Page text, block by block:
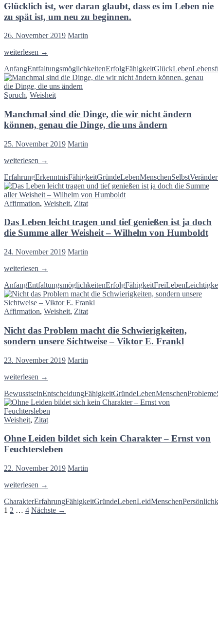
Gedanken
ihre
Gesundheit
beeinflussen,
würden
sie
entweder
weniger
oder
anders
denken
Andreas
Tenzer
Glücklich ist, wer daran glaubt, dass es im Leben nie
zu spät ist, um neu zu beginnen.
26. November 2019 Martin
Glücklich
wer
daran
glaubt,
dass
im
Leben
nie
zu
spät
um
neu
zu
beginnen.
weiterlesen →
AnfangEntfaltungsmöglichkeitenErfolgFähigkeitGlückLeben
Spruch, Weisheit
Manchmal sind die Dinge, die wir nicht ändern
können, genau die Dinge, die uns ändern
25. November 2019 Martin
Manchmal
die
Dinge,
die
wir
ändern
können,
genau
die
Dinge,
die
uns
ändern
weiterlesen →
ErfahrungErkenntnisFähigkeitGründeLebenMenschenSelbst
Affirmation, Weisheit, Zitat
Das Leben leicht tragen und tief genießen ist ja doch
die Summe aller Weisheit – Wilhelm von Humboldt
24. November 2019 Martin
Das
leicht
tragen
und
tief
ist
ja
doch
die
Summe
aller
Weisheit
–
Wilhelm
von
Humboldt
weiterlesen →
AnfangEntfaltungsmöglichkeitenErfolgFähigkeitFreiLeben
Affirmation, Weisheit, Zitat
Nicht das Problem macht die Schwierigkeiten,
sondern unsere Sichtweise – Viktor E. Frankl
23. November 2019 Martin
Nicht
Problem
macht
die
Schwierigkeiten,
unsere
Sichtweise
–
Viktor
E.
Frankl
weiterlesen →
BewusstseinEntscheidungFähigkeitGründeLebenMenschenProbleme
Weisheit, Zitat
Ohne Leiden bildet sich kein Charakter – Ernst von
Feuchtersleben
22. November 2019 Martin
Ohne
bildet
sich
weiterlesen →
CharakterErfahrungFähigkeitGründeLebenLeidMenschen
Beitragsnavigation
1 2 … 4 Nächste →